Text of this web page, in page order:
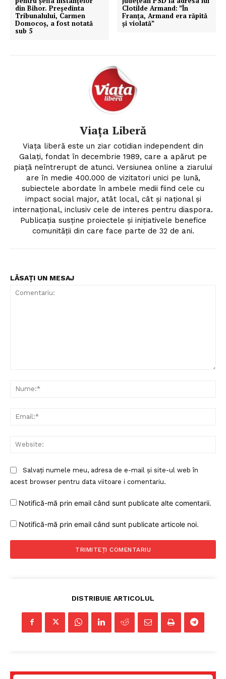
din Bihor. Preşedinta
Tribunalului, Carmen
Domocoş, a fost notată
sub 5
Clotilde Armand: ”În
Franța, Armand era răpită
și violată”
Viața Liberă
Viața liberă este un ziar cotidian independent din
Galați, fondat în decembrie 1989, care a apărut pe
piață neîntrerupt de atunci. Versiunea online a ziarului
are în medie 400.000 de vizitatori unici pe lună,
subiectele abordate în ambele medii fiind cele cu
impact social major, atât local, cât şi naţional şi
internaţional, inclusiv cele de interes pentru diaspora.
Publicaţia susţine proiectele şi iniţiativele benefice
comunităţii din care face parte de 32 de ani.
LĂSAȚI UN MESAJ
Salvați numele meu, adresa de e-mail și site-ul web în
acest browser pentru data viitoare i comentariu.
Notifică-mă prin email când sunt publicate alte comentarii.
Notifică-mă prin email când sunt publicate articole noi.
DISTRIBUIE ARTICOLUL